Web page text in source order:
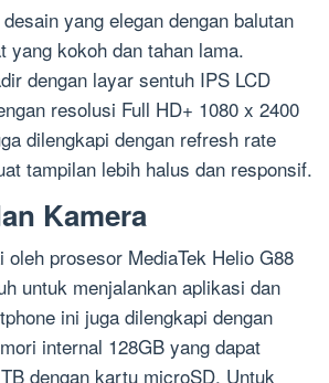
yang elegan dengan balutan
yang kokoh dan tahan lama.
dengan layar sentuh IPS LCD
resolusi Full HD+ 1080 x 2400
dilengkapi dengan refresh rate
tampilan lebih halus dan responsif.
Kamera
oleh prosesor MediaTek Helio G88
untuk menjalankan aplikasi dan
ini juga dilengkapi dengan
internal 128GB yang dapat
dengan kartu microSD. Untuk